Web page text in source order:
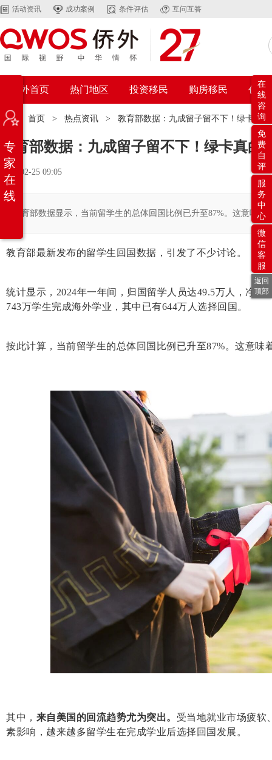
活动资讯 成功案例 条件评估 互问互答
侨外首页 热门地区 投资移民 购房移民 创业
位置： 首页 > 热点资讯 > 教育部数据：九成留子留不下！绿卡真
教育部数据：九成留子留不下！绿卡真的
2026-02-25 09:05
教育部数据显示，当前留学生的总体回国比例已升至87%。这意味
教育部最新发布的留学生回国数据，引发了不少讨论。
统计显示，2024年一年间，归国留学人员达49.5万人，净
743万学生完成海外学业，其中已有644万人选择回国。
按此计算，当前留学生的总体回国比例已升至87%。这意味
其中， 来自美国的回流趋势尤为突出。 受当地就业市场疲软
素影响，越来越多留学生在完成学业后选择回国发展。
专
家
在
线
在
线
咨
询
免
费
自
评
服
务
中
心
微
信
客
服
返回
顶部